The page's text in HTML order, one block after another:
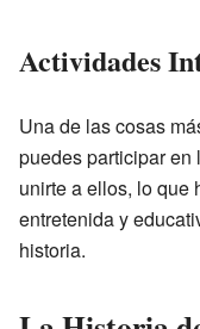
Actividades
Una de las cosas
puedes participar en
unirte a ellos, lo que
entretenida y
historia.